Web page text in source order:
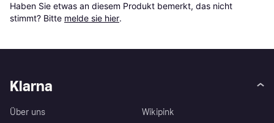
Haben Sie etwas an diesem Produkt bemerkt, das nicht
stimmt? Bitte melde sie hier.
Klarna
Über uns
Wikipink